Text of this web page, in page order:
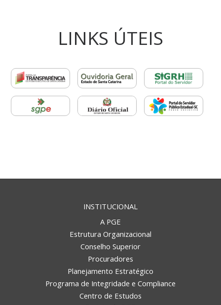
LINKS ÚTEIS
INSTITUCIONAL
A PGE
Estrutura Organizacional
Conselho Superior
Procuradores
Planejamento Estratégico
Programa de Integridade e Compliance
Centro de Estudos